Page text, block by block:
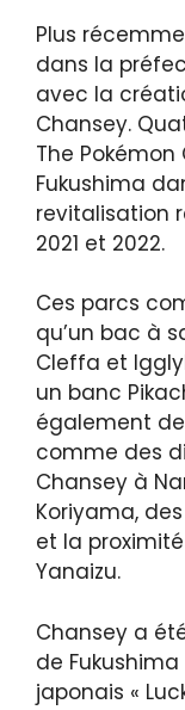
Plus
dans la
avec la
Chansey.
The
Fukushima
revitalisation
2021 et 2022.
Ces parcs
qu’un bac à
Cleffa et
un banc
également
comme des
Chansey à
Koriyama,
et la
Yanaizu.
Chansey a
de
japonais «